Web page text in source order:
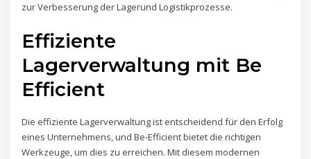
zur Verbesserung der Lagerund Logistikprozesse.
Effiziente
Lagerverwaltung mit Be
Efficient
Die effiziente Lagerverwaltung ist entscheidend für den Erfolg
eines Unternehmens, und Be-Efficient bietet die richtigen
Werkzeuge, um dies zu erreichen. Mit diesem modernen